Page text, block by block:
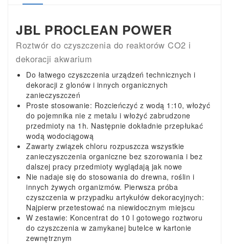
JBL PROCLEAN POWER
Roztwór do czyszczenia do reaktorów CO2 i
dekoracji akwarium
Do łatwego czyszczenia urządzeń technicznych i
dekoracji z glonów i innych organicznych
zanieczyszczeń
Proste stosowanie: Rozcieńczyć z wodą 1:10, włożyć
do pojemnika nie z metalu i włożyć zabrudzone
przedmioty na 1h. Następnie dokładnie przepłukać
wodą wodociągową
Zawarty związek chloru rozpuszcza wszystkie
zanieczyszczenia organiczne bez szorowania i bez
dalszej pracy przedmioty wyglądają jak nowe
Nie nadaje się do stosowania do drewna, roślin i
innych żywych organizmów. Pierwsza próba
czyszczenia w przypadku artykułów dekoracyjnych:
Najpierw przetestować na niewidocznym miejscu
W zestawie: Koncentrat do 10 l gotowego roztworu
do czyszczenia w zamykanej butelce w kartonie
zewnętrznym